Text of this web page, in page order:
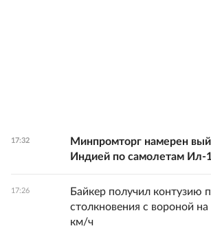
17:32
Минпромторг намерен
Индией по самолетам Ил-
17:26
Байкер получил контузию
столкновения с вороной
км/ч